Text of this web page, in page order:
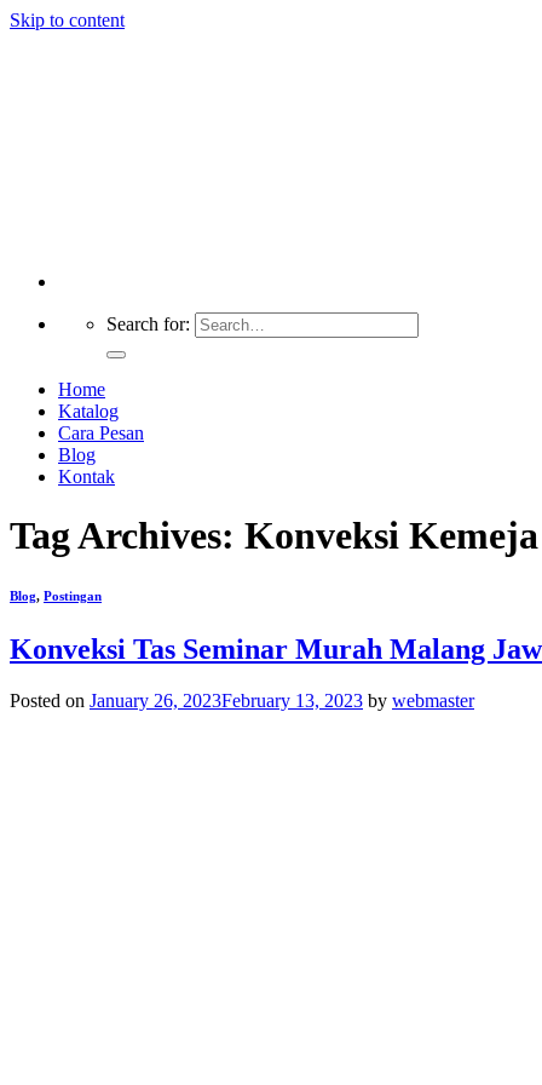
Skip to content
Search for:
Home
Katalog
Cara Pesan
Blog
Kontak
Tag Archives: Konveksi
Blog, Postingan
Konveksi Tas Seminar Murah Malang
Posted on January 26, 2023February 13, 2023 by webmaster